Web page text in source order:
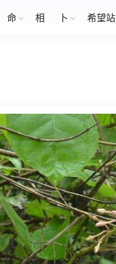
命 相 卜 希望站